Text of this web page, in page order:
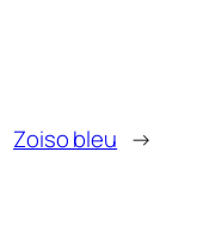
Zoiso bleu →